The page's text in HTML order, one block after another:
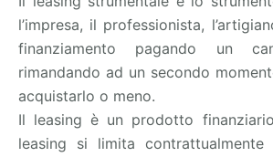
l’impresa, il professionista,
finanziamento pagando un
rimandando ad un secondo
acquistarlo o meno.
Il leasing è un prodotto
leasing si limita